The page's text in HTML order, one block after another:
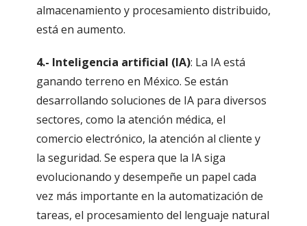
almacenamiento y procesamiento distribuido,
está en aumento.
4.- Inteligencia artificial (IA): La IA está
ganando terreno en México. Se están
desarrollando soluciones de IA para diversos
sectores, como la atención médica, el
comercio electrónico, la atención al cliente y
la seguridad. Se espera que la IA siga
evolucionando y desempeñe un papel cada
vez más importante en la automatización de
tareas, el procesamiento del lenguaje natural